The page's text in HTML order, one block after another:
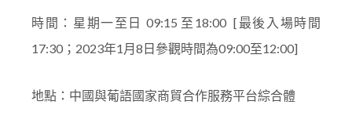
時間： 星期一至日 09:15 至18:00 [最後入場時間
17:30 ； 2023年1月8日參觀時間為09:00至12:00]
地點：中國與葡語國家商貿合作服務平台綜合體